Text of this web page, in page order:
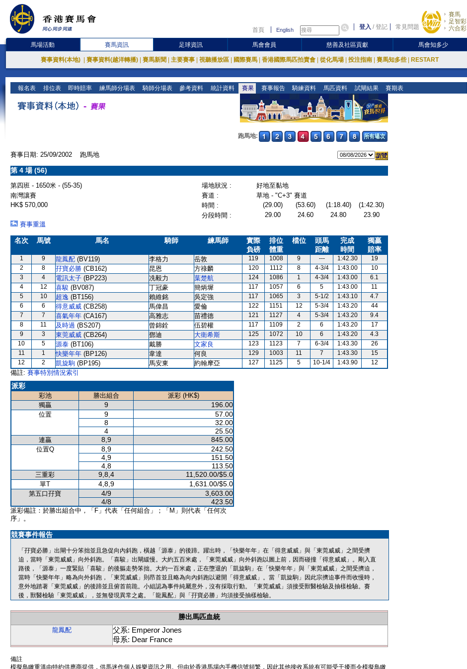
首頁 English 登入 /登記 常見問題
賽馬
足智彩
六合彩
馬場活動 賽馬資訊 足球資訊 馬會會員 慈善及社區貢獻 馬會知多少
賽事資料(本地) 賽事資料(越洋轉播) 賽馬新聞 主要賽事 視聽播放區 國際賽馬 香港國際馬匹拍賣會 從化馬場 投注指南 賽馬知多些 RESTART
報名表 排位表 即時賠率 練馬師分場表 騎師分場表 參考資料 統計資料 賽果 賽事報告 騎練資料 馬匹資料 試閘結果 賽期表
跑馬地:
賽事日期: 25/09/2002 跑馬地
第 4 場 (56)
第四班 - 1650米 - (55-35) 場地狀況 :
好地至黏地
南灣讓賽
賽道 :
草地 - "C+3" 賽道
HK$ 570,000
時間 : (29.00) (53.60) (1:18.40)
(1:42.30)
分段時間 :
29.00 24.60 24.80
23.90
賽事重溫
名次 馬號 馬名 騎師 練馬師
實際
負磅
排位
體重
檔位
頭馬
距離
完成
時間
獨贏
賠率
1 9 龍鳳配 (BV119) 李格力 岳敦 119 1008 9 --- 1:42.30
19
2
8 孖寶必勝 (CB162) 昆恩 方祿麟 120 1112 8 4-3/4 1:43.00
10
3
4 電訊太子 (BP223) 冼毅力 葉楚航 124 1086 1 4-3/4 1:43.00
6.1
4
12 喜駿 (BV087) 丁冠豪 簡炳墀 117 1057 6 5 1:43.00
11
5
10 超逸 (BT156) 賴維銘 吳定強 117 1065 3 5-1/2 1:43.10
4.7
6
6 得意威威 (CB258) 馬偉昌 愛倫 122 1151 12 5-3/4 1:43.20
44
7
7 喜氣年年 (CA167) 高雅志 苗禮德 121 1127 4 5-3/4 1:43.20
9.4
8
11 及時過 (BS207) 曾錦銓 伍碧權 117 1109 2 6 1:43.20
17
9
3 東莞威威 (CB264) 鄧迪 大衛希斯 125 1072 10 6 1:43.20
4.3
10
5 源泰 (BT106) 戴勝 文家良 123 1123 7 6-3/4 1:43.30
26
11
1 快樂年年 (BP126) 韋達 何良 129 1003 11 7 1:43.30
15
12
2 凱旋駒 (BP195) 馬安東 約翰摩亞 127 1125 5 10-1/4 1:43.90 12
備註: 賽事特別情況索引
派彩
彩池 勝出組合
派彩 (HK$)
獨贏
9 196.00
位置 9
57.00
8
32.00
4
25.50
連贏 8,9 845.00
位置Q 8,9
242.50
4,9
151.50
4,8
113.50
三重彩 9,8,4 11,520.00/$5.0
單T 4,8,9 1,631.00/$5.0
第五口孖寶 4/9
3,603.00
4/8
423.50
派彩備註：於勝出組合中，「F」代表「任何組合」；「M」則代表「任何次
序」。
競賽事件報告
「孖寶必勝」出閘十分笨拙並且急促向內斜跑，橫越「源泰」的後蹄。躍出時，「快樂年年」在「得意威威」與「東莞威威」之間受擠
迫，當時「東莞威威」向外斜跑。「喜駿」出閘緩慢。大約五百米處，「東莞威威」向外斜跑以圖上前，因而碰撞「得意威威」。剛入直
路後，「源泰」一度緊貼「喜駿」的後軀走勢笨拙。大約一百米處，正在墮退的「凱旋駒」在「快樂年年」與「東莞威威」之間受擠迫，
當時「快樂年年」略為向外斜跑，「東莞威威」則昂首並且略為向內斜跑以避開「得意威威」。當「凱旋駒」因此宗擠迫事件而收慢時，
意外地踏著「東莞威威」的後蹄並且俯首前跪。小組認為事件純屬意外，沒有採取行動。「東莞威威」須接受獸醫檢驗及抽樣檢驗。賽
後，獸醫檢驗「東莞威威」，並無發現異常之處。「龍鳳配」與「孖寶必勝」均須接受抽樣檢驗。
勝出馬匹血統
龍鳳配
父系: Emperor Jones
母系: Dear France
備註
模擬鳥瞰重溫由特約供應商提供，供馬迷作個人娛樂資訊之用。但由於香港馬場內手機信號頻繁，因此其他接收系統有可能受干擾而令模擬鳥瞰